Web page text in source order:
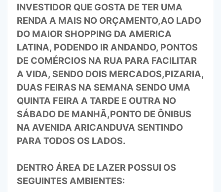
INVESTIDOR QUE GOSTA DE TER UMA
RENDA A MAIS NO ORÇAMENTO,AO LADO
DO MAIOR SHOPPING DA AMERICA
LATINA, PODENDO IR ANDANDO, PONTOS
DE COMÉRCIOS NA RUA PARA FACILITAR
A VIDA, SENDO DOIS MERCADOS,PIZARIA,
DUAS FEIRAS NA SEMANA SENDO UMA
QUINTA FEIRA A TARDE E OUTRA NO
SÁBADO DE MANHÃ,PONTO DE ÔNIBUS
NA AVENIDA ARICANDUVA SENTINDO
PARA TODOS OS LADOS.
DENTRO ÁREA DE LAZER POSSUI OS
SEGUINTES AMBIENTES: